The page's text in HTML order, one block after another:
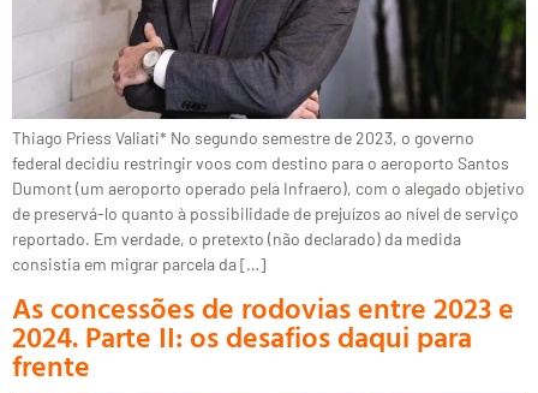
Thiago Priess Valiati* No segundo semestre de 2023, o governo
federal decidiu restringir voos com destino para o aeroporto Santos
Dumont (um aeroporto operado pela Infraero), com o alegado objetivo
de preservá-lo quanto à possibilidade de prejuízos ao nível de serviço
reportado. Em verdade, o pretexto (não declarado) da medida
consistia em migrar parcela da […]
As concessões de rodovias entre 2023 e
2024. Parte II: os desafios daqui para
frente